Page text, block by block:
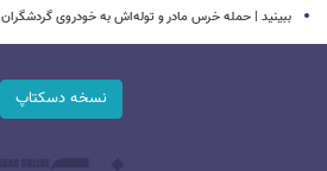
ببینید | حمله خرس مادر و توله‌اش به خودروی گردشگران
نسخه دسکتاپ